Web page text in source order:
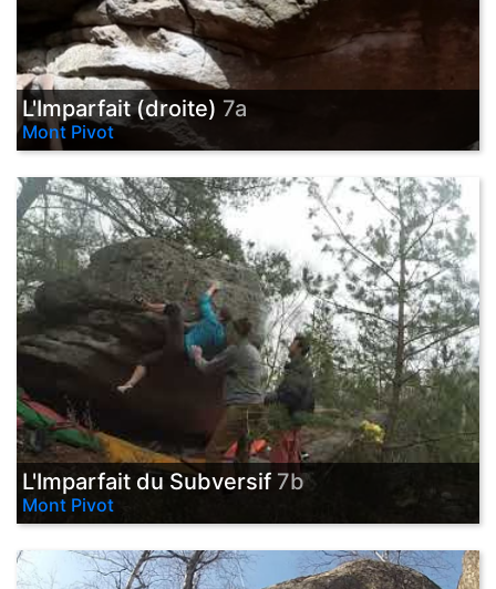
L'Imparfait (droite) 7a
Mont Pivot
L'Imparfait du Subversif 7b
Mont Pivot